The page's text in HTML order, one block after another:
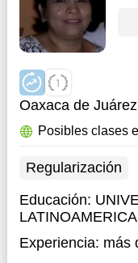
Oaxaca de Juárez
Posibles clases
Regularización
Educación:
Experiencia: más